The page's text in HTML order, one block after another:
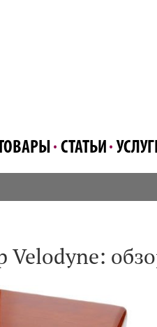
СТАТЬИ
Velodyne: